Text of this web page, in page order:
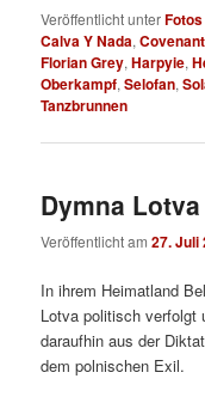
Veröffentlicht unter
Calva Y Nada,Covenant
Florian Grey,Harpyie,
Oberkampf,Selofan,
Tanzbrunnen
Dymna
Veröffentlicht am27. Juli
In ihrem Heimatland
Lotva politisch verfolgt
daraufhin aus der
dem polnischen Exil.